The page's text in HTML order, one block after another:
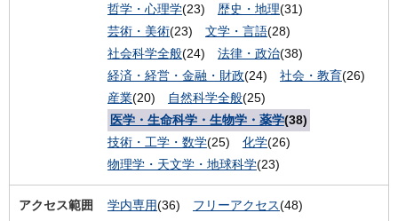
哲学・心理学(23) 歴史・地理(31)
芸術・美術(23) 文学・言語(28)
社会科学全般(24) 法律・政治(38)
経済・経営・金融・財政(24) 社会・教育(26)
産業(20) 自然科学全般(25)
医学・生命科学・生物学・薬学(38)
技術・工学・数学(25) 化学(26)
物理学・天文学・地球科学(23)
アクセス範囲 学内専用(36) フリーアクセス(48)